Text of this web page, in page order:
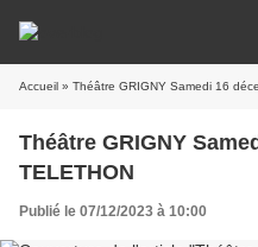
Accueil » Théâtre GRIGNY Samedi 16
Théâtre GRIGNY
TELETHON
Publié le 07/12/2023 à 10:00